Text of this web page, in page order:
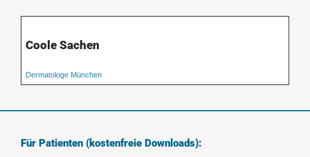
Coole Sachen
Dermatologe München
Für Patienten (kostenfreie Downloads):